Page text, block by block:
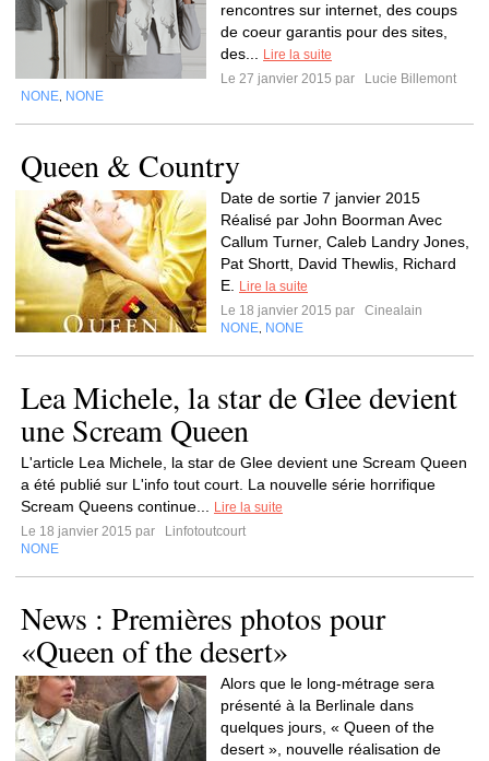
rencontres sur internet, des coups
de coeur garantis pour des sites,
des...
Lire la suite
Le 27 janvier 2015 par
Lucie Billemont
NONE NONE
Queen & Country
Date de sortie 7 janvier 2015
Réalisé par John Boorman Avec
Callum Turner, Caleb Landry Jones,
Pat Shortt, David Thewlis, Richard
E.
Lire la suite
Le 18 janvier 2015 par
Cinealain
NONE NONE
Lea Michele, la star de Glee devient
une Scream Queen
L'article Lea Michele, la star de Glee devient une Scream Queen
a été publié sur L'info tout court. La nouvelle série horrifique
Scream Queens continue...
Lire la suite
Le 18 janvier 2015 par
Linfotoutcourt
NONE
News : Premières photos pour
«Queen of the desert»
Alors que le long-métrage sera
présenté à la Berlinale dans
quelques jours, « Queen of the
desert », nouvelle réalisation de